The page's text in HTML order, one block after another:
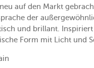
auf den Markt
der
und brillant.
Form mit Licht und